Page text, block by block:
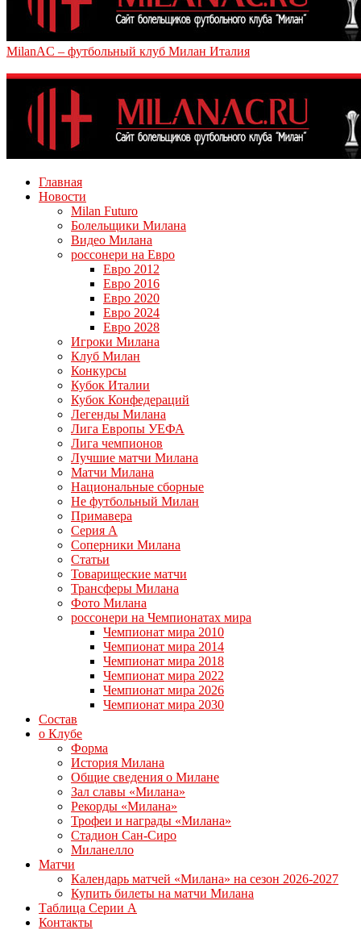
MilanAC – футбольный клуб Милан Италия
Главная
Новости
Milan Futuro
Болельщики Милана
Видео Милана
россонери на Евро
Евро 2012
Евро 2016
Евро 2020
Евро 2024
Евро 2028
Игроки Милана
Клуб Милан
Конкурсы
Кубок Италии
Кубок Конфедераций
Легенды Милана
Лига Европы УЕФА
Лига чемпионов
Лучшие матчи Милана
Матчи Милана
Национальные сборные
Не футбольный Милан
Примавера
Серия А
Соперники Милана
Статьи
Товарищеские матчи
Трансферы Милана
Фото Милана
россонери на Чемпионатах мира
Чемпионат мира 2010
Чемпионат мира 2014
Чемпионат мира 2018
Чемпионат мира 2022
Чемпионат мира 2026
Чемпионат мира 2030
Состав
о Клубе
Форма
История Милана
Общие сведения о Милане
Зал славы «Милана»
Рекорды «Милана»
Трофеи и награды «Милана»
Стадион Сан-Сиро
Миланелло
Матчи
Календарь матчей «Милана» на сезон 2026-2027
Купить билеты на матчи Милана
Таблица Серии А
Контакты